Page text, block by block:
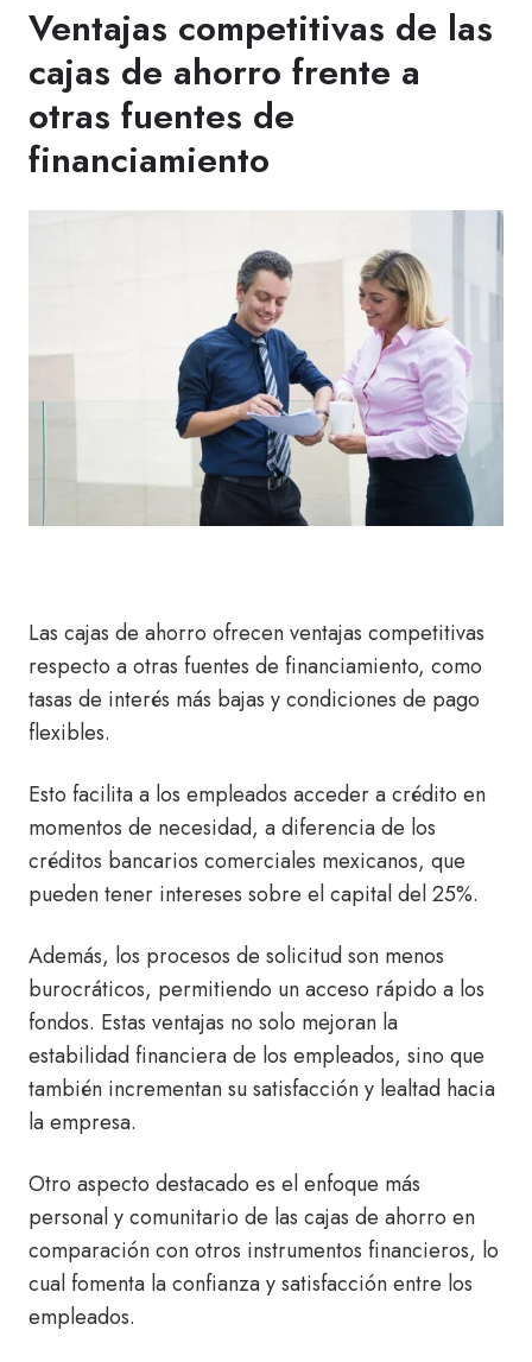
Ventajas competitivas de las
cajas de ahorro frente a
otras fuentes de
financiamiento
Las cajas de ahorro ofrecen ventajas competitivas
respecto a otras fuentes de financiamiento, como
tasas de interés más bajas y condiciones de pago
flexibles.
Esto facilita a los empleados acceder a crédito en
momentos de necesidad, a diferencia de los
créditos bancarios comerciales mexicanos, que
pueden tener intereses sobre el capital del 25%.
Además, los procesos de solicitud son menos
burocráticos, permitiendo un acceso rápido a los
fondos. Estas ventajas no solo mejoran la
estabilidad financiera de los empleados, sino que
también incrementan su satisfacción y lealtad hacia
la empresa.
Otro aspecto destacado es el enfoque más
personal y comunitario de las cajas de ahorro en
comparación con otros instrumentos financieros, lo
cual fomenta la confianza y satisfacción entre los
empleados.